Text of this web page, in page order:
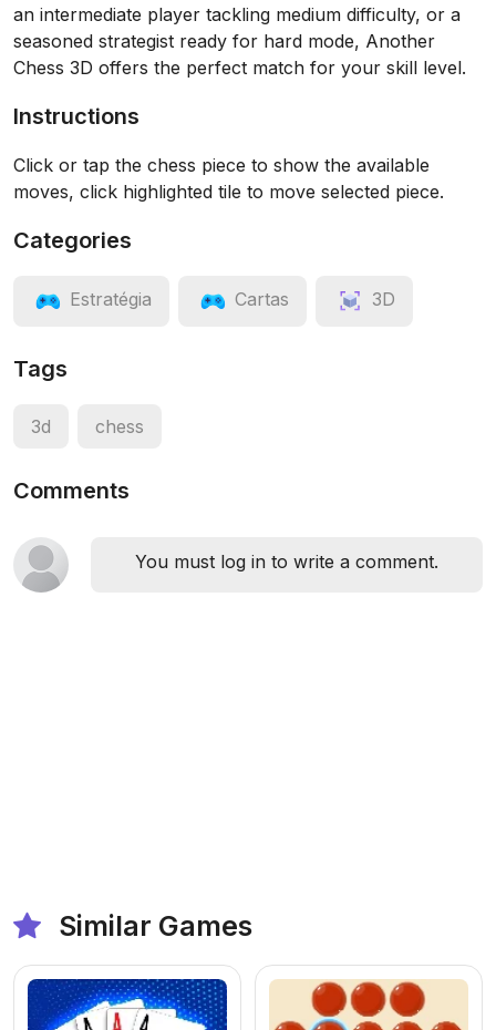
an intermediate player tackling medium difficulty, or a
seasoned strategist ready for hard mode, Another
Chess 3D offers the perfect match for your skill level.
Instructions
Click or tap the chess piece to show the available
moves, click highlighted tile to move selected piece.
Categories
Estratégia Cartas 3D
Tags
3d chess
Comments
You must log in to write a comment.
Similar Games